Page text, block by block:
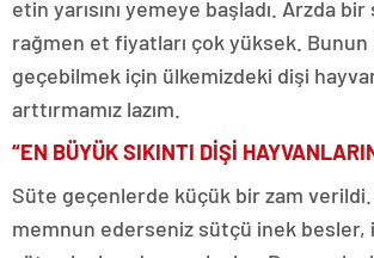
etin yarısını yemeye başladı. Arzda bir
rağmen et fiyatları çok yüksek. Bunun
geçebilmek için ülkemizdeki dişi
arttırmamız lazım.
“EN BÜYÜK SIKINTI DİŞİ
Süte geçenlerde küçük bir zam
memnun ederseniz sütçü inek besler,